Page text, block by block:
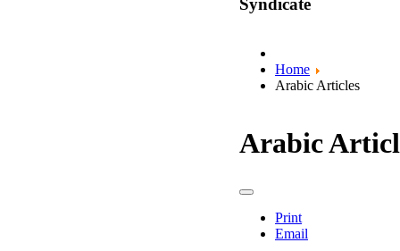
Syndicate
Home
Arabic Articles
Arabic
Print
Email